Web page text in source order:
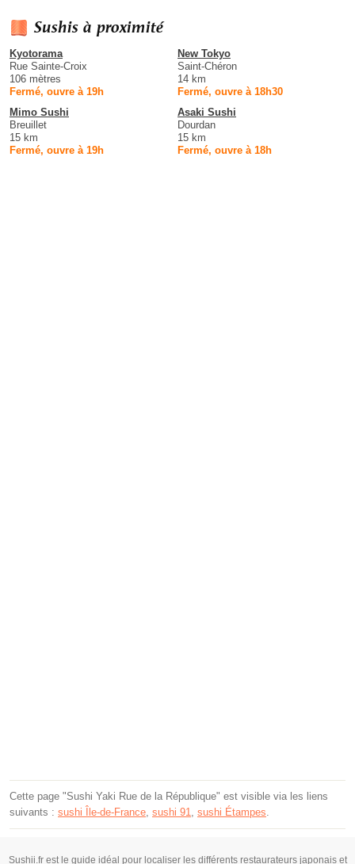
Sushis à proximité
Kyotorama
Rue Sainte-Croix
106 mètres
Fermé, ouvre à 19h
New Tokyo
Saint-Chéron
14 km
Fermé, ouvre à 18h30
Mimo Sushi
Breuillet
15 km
Fermé, ouvre à 19h
Asaki Sushi
Dourdan
15 km
Fermé, ouvre à 18h
Cette page "Sushi Yaki Rue de la République" est visible via les liens
suivants : sushi Île-de-France sushi 91 sushi Étampes
Sushii.fr est le guide idéal pour localiser les différents restaurateurs japonais et